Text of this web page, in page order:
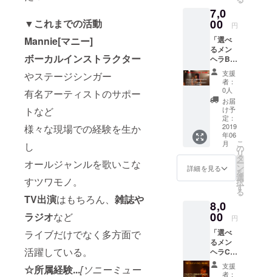
▼これまでの活動
Mannie[マニー]
ボーカルインストラクター
やステージシンガー
有名アーティストのサポー
トなど
様々な現場での経験を生か
し
オールジャンルを歌いこな
すツワモノ。
TV出演はもちろん、 雑誌や
ラジオなど
ライブだけでなく多方面で
活躍している。
☆所属経験...[ソニーミュー
す！ ①
缶バッ
チset(3
個入り)
②ラ
バーバ
ンド ③
秘密の
キーホ
ルダー
7,0
00 円
「選べ
るメン
ヘラB」
こちら
のプラ
ンは[組
み合わ
せset]
です! ミ
ニアル
バムの
他に 以
下の
グッズ
から1つ
す！ ①
マフ
ラータ
オル ②
写真集
支援
者：
0人
お届
け予
定：
2019
年06
月
詳細を見る
こ
の
リ
タ
ー
ン
を
選
択
す
る
8,0
00 円
「選べ
るメン
ヘラC」
こちら
のプラ
支援
者：